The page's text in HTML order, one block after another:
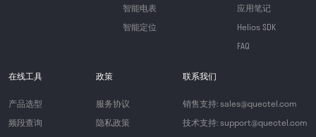
智能电表
智能定位
应用笔记
Helios SDK
FAQ
在线工具
产品选型
频段查询
政策
服务协议
隐私政策
联系我们
销售支持: sales@quectel.com
技术支持: support@quectel.com